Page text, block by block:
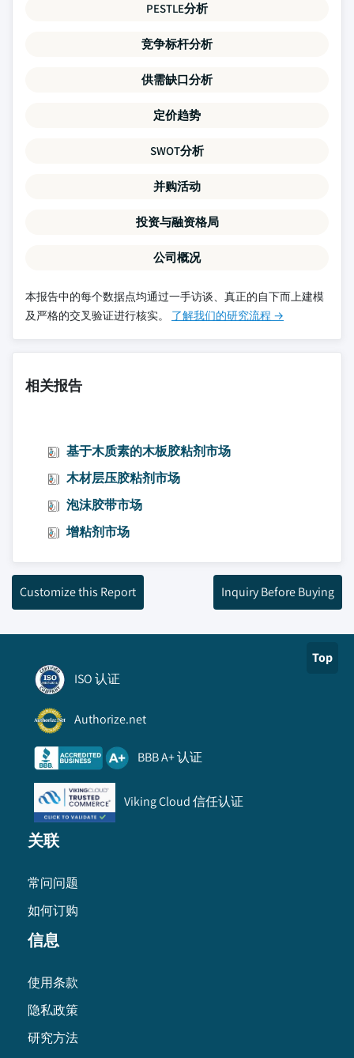
PESTLE分析
竞争标杆分析
供需缺口分析
定价趋势
SWOT分析
并购活动
投资与融资格局
公司概况
本报告中的每个数据点均通过一手访谈、真正的自下而上建模
及严格的交叉验证进行核实。 了解我们的研究流程 →
相关报告
基于木质素的木板胶粘剂市场
木材层压胶粘剂市场
泡沫胶带市场
增粘剂市场
Customize this Report Inquiry Before Buying
Top
ISO 认证
Authorize.net
BBB A+ 认证
Viking Cloud 信任认证
关联
常问问题
如何订购
信息
使用条款
隐私政策
研究方法